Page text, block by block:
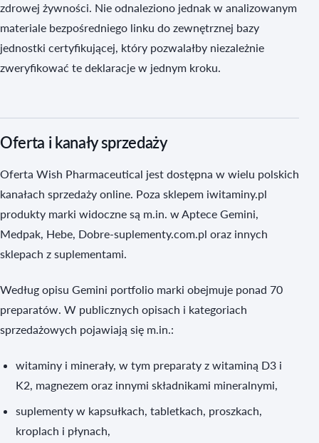
zdrowej żywności. Nie odnaleziono jednak w analizowanym
materiale bezpośredniego linku do zewnętrznej bazy
jednostki certyfikującej, który pozwalałby niezależnie
zweryfikować te deklaracje w jednym kroku.
Oferta i kanały sprzedaży
Oferta Wish Pharmaceutical jest dostępna w wielu polskich
kanałach sprzedaży online. Poza sklepem iwitaminy.pl
produkty marki widoczne są m.in. w Aptece Gemini,
Medpak, Hebe, Dobre-suplementy.com.pl oraz innych
sklepach z suplementami.
Według opisu Gemini portfolio marki obejmuje ponad 70
preparatów. W publicznych opisach i kategoriach
sprzedażowych pojawiają się m.in.:
witaminy i minerały, w tym preparaty z witaminą D3 i
K2, magnezem oraz innymi składnikami mineralnymi,
suplementy w kapsułkach, tabletkach, proszkach,
kroplach i płynach,